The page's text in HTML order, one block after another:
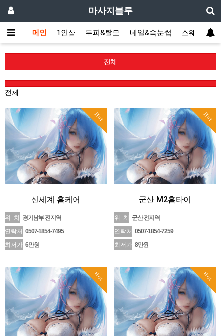
마사지블루
메인 1인샵 두피&탈모 네일&속눈썹 스웨디시(
전체
전체
Hot
신세계 홈케어
위 치
경기남부 전지역
연락처 0507-1854-7495
최저가 6만원
Hot
군산 M2홈타이
위 치
군산 전지역
연락처 0507-1854-7259
최저가 8만원
Hot Hot